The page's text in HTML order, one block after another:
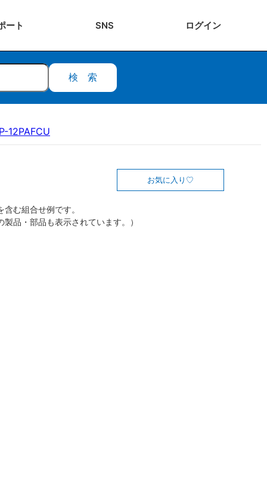
ート SNS ログイン
検索
12PAFCU
お気に入り
む組合せ例です。
製品・部品も表示されています。）